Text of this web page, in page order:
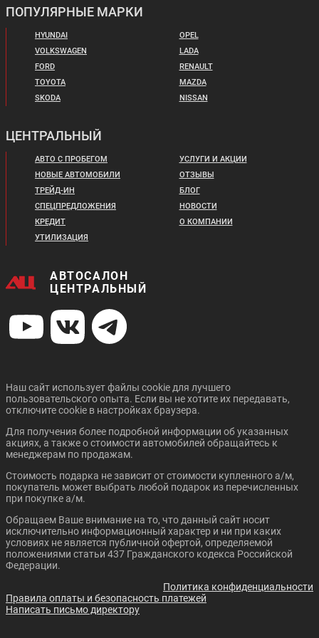
Цена от:
1 500 000 ₽
В кредит от:
20 466 ₽/мес.
Скоро в продаже
DONGFENG MAGE
В кредит от:
35 460 ₽/мес.
CHANGAN UNI-K
Цена от:
3 019 900 ₽
41 203 ₽/мес.
Цена от:
31 529 ₽/мес.
CHANGAN UNI-T CHANGAN CS35 PLUS
NEW
ПОПУЛЯРНЫЕ МАРКИ
HYUNDAI
VOLKSWAGEN
FORD
TOYOTA
SKODA
OPEL
LADA
RENAULT
MAZDA
NISSAN
ЦЕНТРАЛЬНЫЙ
АВТО С ПРОБЕГОМ
НОВЫЕ АВТОМОБИЛИ
ТРЕЙД-ИН
СПЕЦПРЕДЛОЖЕНИЯ
КРЕДИТ
УТИЛИЗАЦИЯ
УСЛУГИ И АКЦИИ
ОТЗЫВЫ
БЛОГ
НОВОСТИ
О КОМПАНИИ
АВТОСАЛОН
ЦЕНТРАЛЬНЫЙ
Наш сайт использует файлы cookie для лучшего
пользовательского опыта. Если вы не хотите их передавать,
отключите cookie в настройках браузера.
Для получения более подробной информации об указанных
акциях, а также о стоимости автомобилей обращайтесь к
менеджерам по продажам.
Стоимость подарка не зависит от стоимости купленного а/м,
покупатель может выбрать любой подарок из перечисленных
при покупке а/м.
Обращаем Ваше внимание на то, что данный сайт носит
исключительно информационный характер и ни при каких
условиях не является публичной офертой, определяемой
положениями статьи 437 Гражданского кодекса Российской
Федерации.
Политика конфиденциальности
Правила оплаты и безопасность платежей
Написать письмо директору